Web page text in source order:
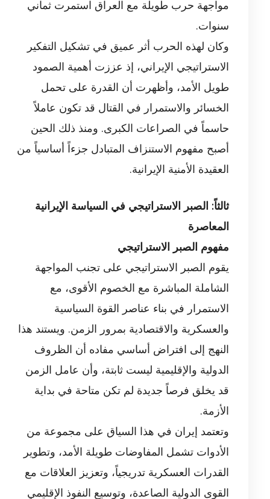
مواجهة حرب طويلة مع العراق استمرت ثماني
سنوات.
وكان لهذه الحرب أثر عميق في تشكيل التفكير
الاستراتيجي الإيراني، إذ عززت أهمية الصمود
طويل الأمد، وأظهرت أن القدرة على تحمل
الخسائر والاستمرار في القتال قد تكون عاملاً
حاسماً في الصراعات الكبرى. ومنذ ذلك الحين
أصبح مفهوم الاستنزاف المتبادل جزءاً أساسياً من
العقيدة الأمنية الإيرانية.
ثالثاً: الصبر الاستراتيجي في السياسة الإيرانية
المعاصرة
مفهوم الصبر الاستراتيجي
يقوم الصبر الاستراتيجي على تجنب المواجهة
الشاملة المباشرة مع الخصوم الأقوى، مع
الاستمرار في بناء عناصر القوة السياسية
والعسكرية والاقتصادية بمرور الزمن. ويستند هذا
النهج إلى افتراض أساسي مفاده أن الظروف
الدولية والإقليمية ليست ثابتة، وأن عامل الزمن
قد يخلق فرصاً جديدة لم تكن متاحة في بداية
الأزمة.
وتعتمد إيران في هذا السياق على مجموعة من
الأدوات تشمل المفاوضات طويلة الأمد، وتطوير
القدرات العسكرية تدريجياً، وتعزيز العلاقات مع
القوى الدولية الصاعدة، وتوسيع النفوذ الإقليمي